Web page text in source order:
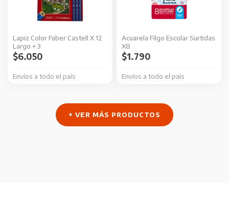
Lapiz Color Faber Castell X 12
Largo + 3
Envíos a todo el país
$6.050
Acuarela Filgo Escolar Surtidas
X8
Envíos a todo el país
$1.790
+ VER MÁS PRODUCTOS